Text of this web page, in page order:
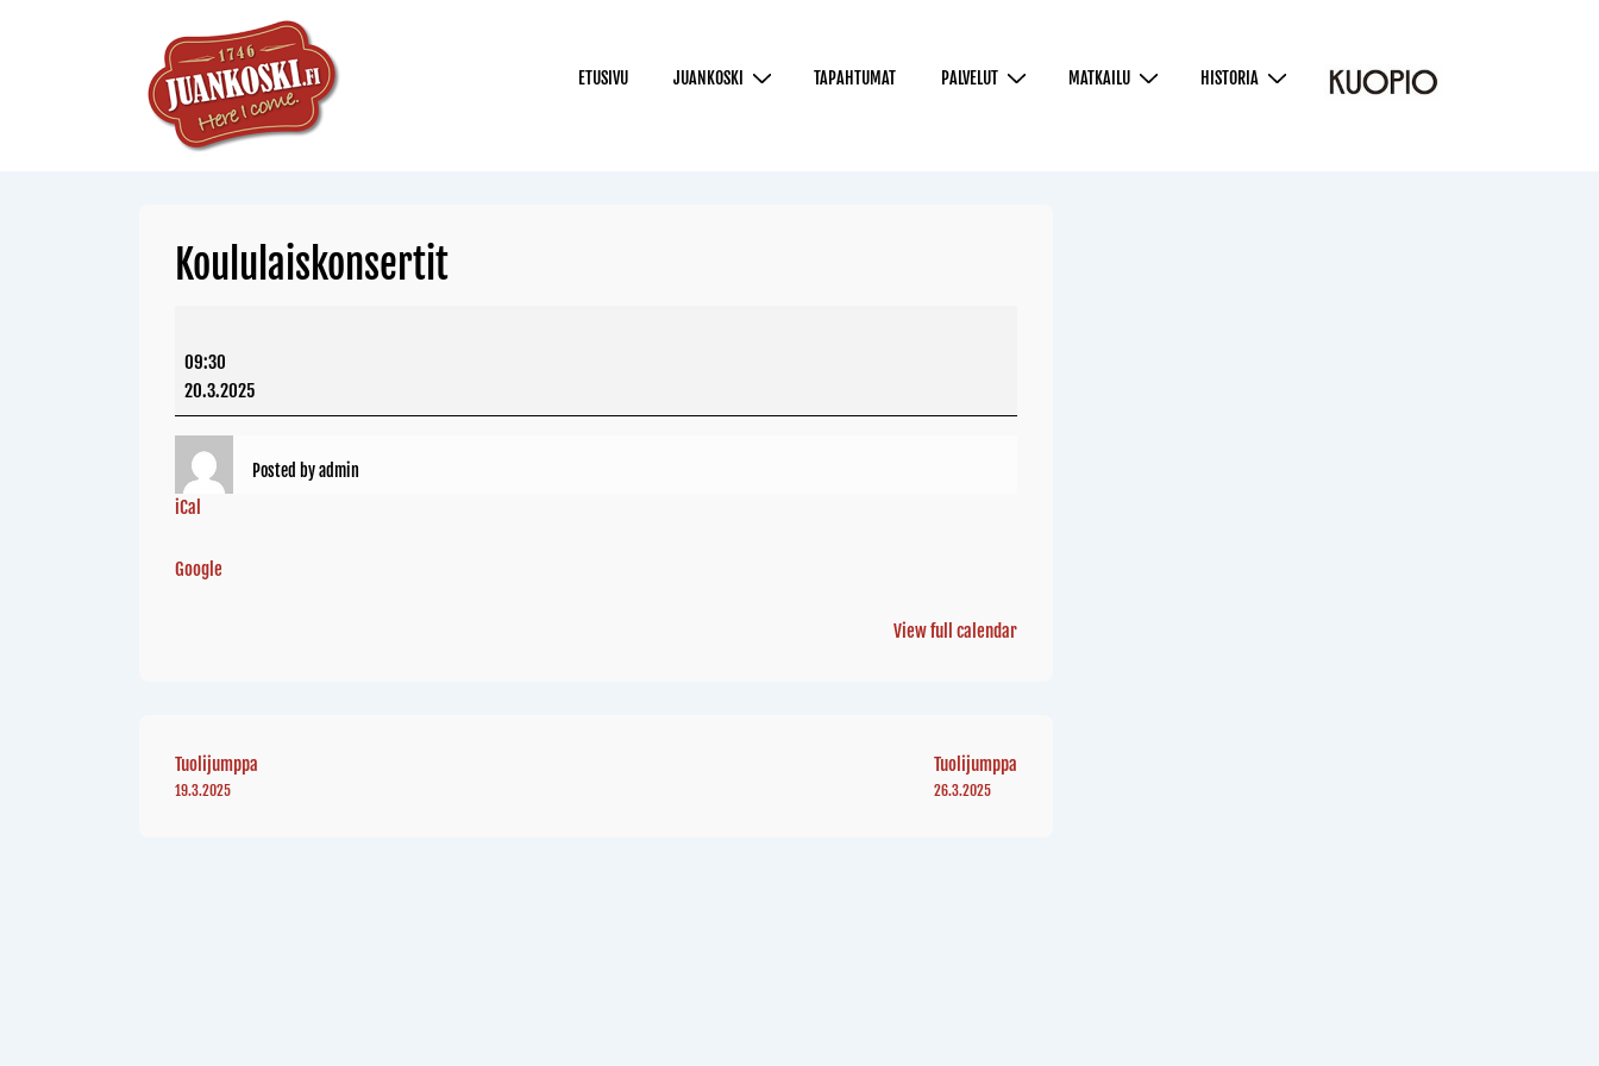
ETUSIVU JUANKOSKI TAPAHTUMAT PALVELUT MATKAILU HISTORIA
Koululaiskonsertit
09:30
20.3.2025
Posted byadmin
iCal
Google
View full calendar
Tuolijumppa
19.3.2025
Tuolijumppa
26.3.2025